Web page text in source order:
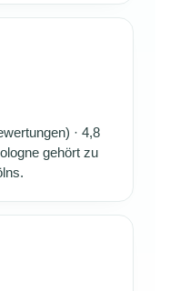
· 4,8
gehört zu